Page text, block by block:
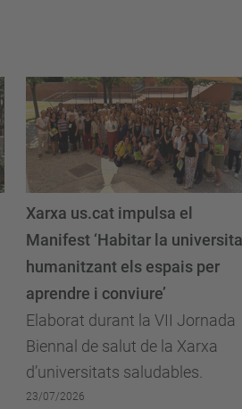
Elaborat durant la VII Jornada
Biennal de salut de la Xarxa
d’universitats saludables.
Xarxa us.cat impulsa el
Manifest ‘Habitar la
humanitzant els espais per
aprendre i conviure’
23/07/2026